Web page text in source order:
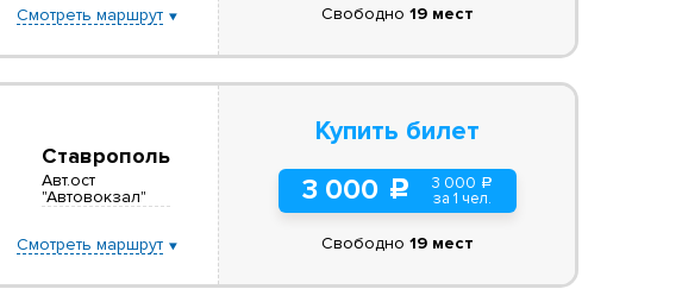
Смотреть маршрут Свободно 19 мест
Ставрополь
Авт.ост
"Автовокзал"
Смотреть маршрут
Купить билет
3 000 c 3 000 a
за 1 чел.
Свободно 19 мест